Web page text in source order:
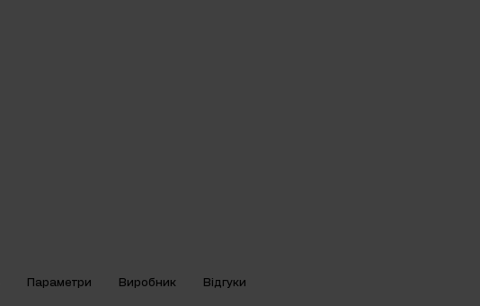
Параметри Виробник Відгуки